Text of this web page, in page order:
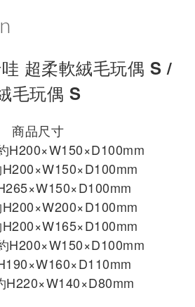
毛玩偶 S
商品尺寸
H200×W150×D100mm
H200×W150×D100mm
H220×W140×D80mm